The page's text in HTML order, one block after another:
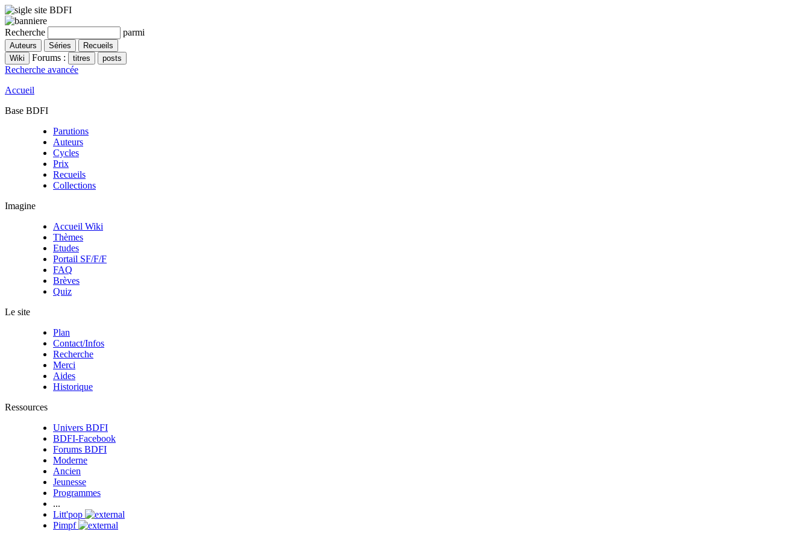
Recherche parmi
Forums :
Recherche avancée
Accueil
Base BDFI
Parutions
Auteurs
Cycles
Prix
Recueils
Collections
Imagine
Accueil Wiki
Thèmes
Etudes
Portail SF/F/F
FAQ
Brèves
Quiz
Le site
Plan
Contact/Infos
Recherche
Merci
Aides
Historique
Ressources
Univers BDFI
BDFI-Facebook
Forums BDFI
Moderne
Ancien
Jeunesse
Programmes
...
Litt'pop
Pimpf